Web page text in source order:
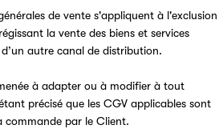
de vente s'appliquent à l'exclusion
la vente des biens et services
autre canal de distribution.
à adapter ou à modifier à tout
précisé que les CGV applicables sont
commande par le Client.